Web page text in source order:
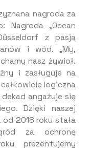
nagroda za
Nagroda „Ocean
z pasją
i wód. „My,
nasz żywioł.
i zasługuje na
logiczna
angażuje się
Dzięki naszej
od 2018 roku stała
za ochronę
prezentujemy